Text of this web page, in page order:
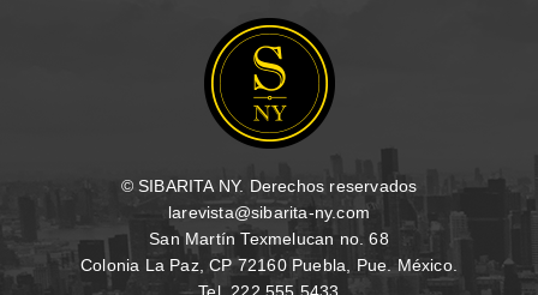
© SIBARITA NY. Derechos reservados
larevista@sibarita-ny.com
San Martín Texmelucan no. 68
Colonia La Paz, CP 72160 Puebla, Pue. México.
Tel. 222 555 5433